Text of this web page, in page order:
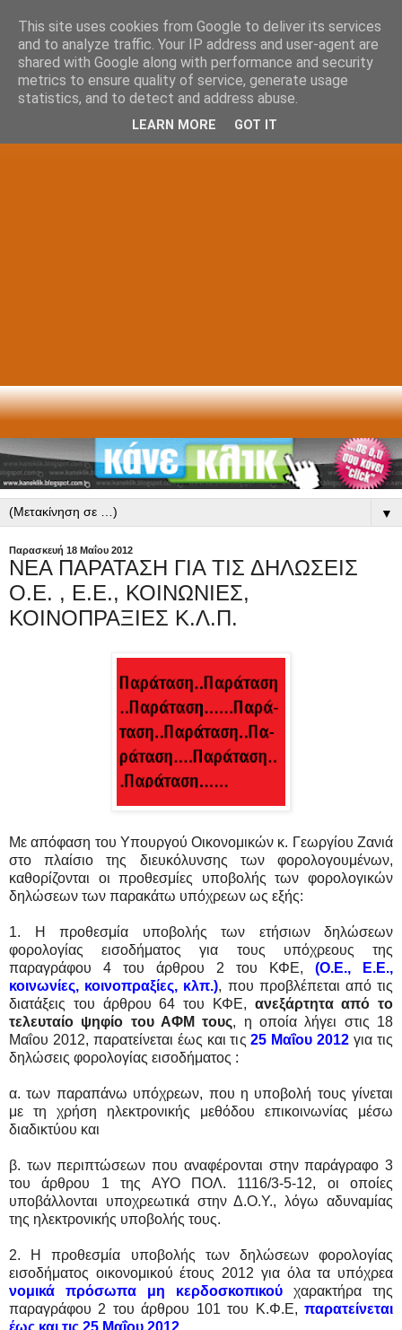
▼
Παρασκευή 18 Μαΐου 2012
ΝΕΑ ΠΑΡΑΤΑΣΗ ΓΙΑ ΤΙΣ ΔΗΛΩΣΕΙΣ
Ο.Ε. , Ε.Ε., ΚΟΙΝΩΝΙΕΣ,
ΚΟΙΝΟΠΡΑΞΙΕΣ Κ.Λ.Π.
Με απόφαση του Υπουργού Οικονομικών κ. Γεωργίου Ζανιά
στο πλαίσιο της διευκόλυνσης των φορολογουμένων,
καθορίζονται οι προθεσμίες υποβολής των φορολογικών
δηλώσεων των παρακάτω υπόχρεων ως εξής:
1. Η προθεσμία υποβολής των ετήσιων δηλώσεων
φορολογίας εισοδήματος για τους υπόχρεους της
παραγράφου 4 του άρθρου 2 του ΚΦΕ, (Ο.Ε., Ε.Ε.,
κοινωνίες, κοινοπραξίες, κλπ.), που προβλέπεται από τις
διατάξεις του άρθρου 64 του ΚΦΕ, ανεξάρτητα από το
τελευταίο ψηφίο του ΑΦΜ τους, η οποία λήγει στις 18
Μαΐου 2012, παρατείνεται έως και τις25 Μαΐου 2012 για τις
δηλώσεις φορολογίας εισοδήματος :
α. των παραπάνω υπόχρεων, που η υποβολή τους γίνεται
με τη χρήση ηλεκτρονικής μεθόδου επικοινωνίας μέσω
διαδικτύου και
β. των περιπτώσεων που αναφέρονται στην παράγραφο 3
του άρθρου 1 της ΑΥΟ ΠΟΛ. 1116/3-5-12, οι οποίες
υποβάλλονται υποχρεωτικά στην Δ.Ο.Υ., λόγω αδυναμίας
της ηλεκτρονικής υποβολής τους.
2. Η προθεσμία υποβολής των δηλώσεων φορολογίας
εισοδήματος οικονομικού έτους 2012 για όλα τα υπόχρεα
νομικά πρόσωπα μη κερδοσκοπικού χαρακτήρα της
παραγράφου 2 του άρθρου 101 του Κ.Φ.Ε, παρατείνεται
έως και τις 25 Μαΐου 2012.
This site uses cookies from Google to deliver its services
and to analyze traffic. Your IP address and user-agent are
shared with Google along with performance and security
metrics to ensure quality of service, generate usage
statistics, and to detect and address abuse.
LEARN MORE GOT IT